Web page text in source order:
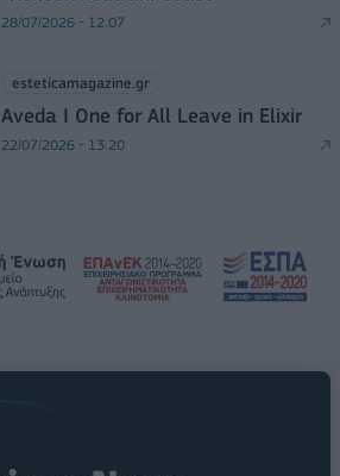
28/07/2026 - 12:07
esteticamagazine.gr
Aveda I One for All Leave in Elixir
22/07/2026 - 13:20